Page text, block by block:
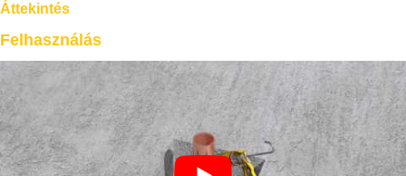
Áttekintés
Felhasználás